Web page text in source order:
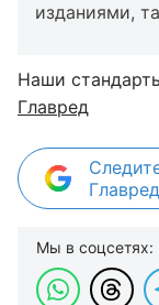
изданиями,
Наши
Главред
Мы в соцсетях: